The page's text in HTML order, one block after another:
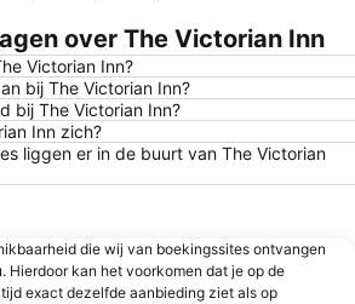
over The Victorian Inn
Victorian Inn?
bij The Victorian Inn?
bij The Victorian Inn?
Inn zich?
liggen er in de buurt van The Victorian
die wij van boekingssites ontvangen
Hierdoor kan het voorkomen dat je op de
exact dezelfde aanbieding ziet als op